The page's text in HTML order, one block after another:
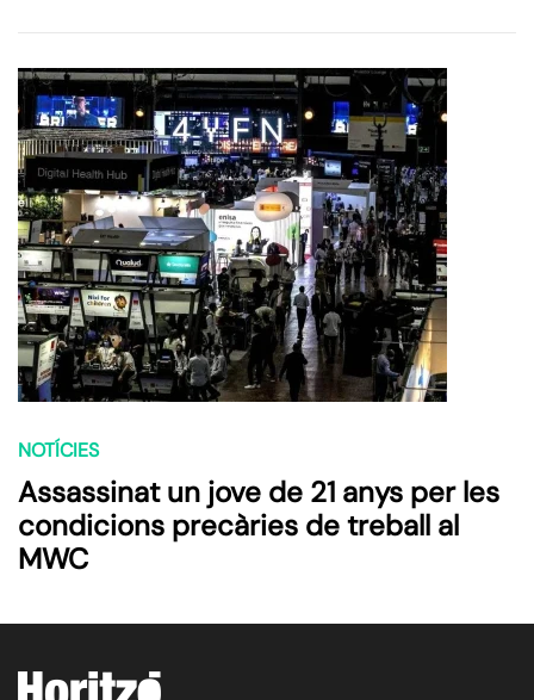
NOTÍCIES
Assassinat un jove de 21 anys per les
condicions precàries de treball al
MWC